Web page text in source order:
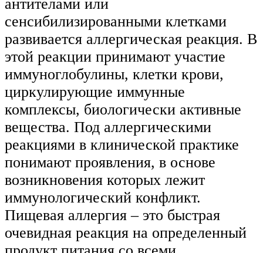
антителами или
сенсибилизированными клетками
развивается аллергическая реакция. В
этой реакции принимают участие
иммуноглобулины, клетки крови,
циркулирующие иммунные
комплексы, биологически активные
вещества. Под аллергическими
реакциями в клинической практике
понимают проявления, в основе
возникновения которых лежит
иммунологический конфликт.
Пищевая аллергия – это быстрая
очевидная реакция на определенный